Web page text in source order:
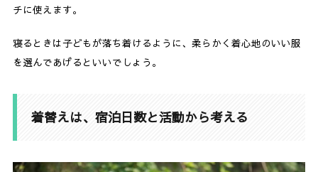
チに使えます。
寝るときは子どもが落ち着けるように、柔らかく着心地のいい服
を選んであげるといいでしょう。
着替えは、宿泊日数と活動から考える